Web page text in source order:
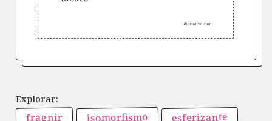
fragnir isomorfismo esferizante